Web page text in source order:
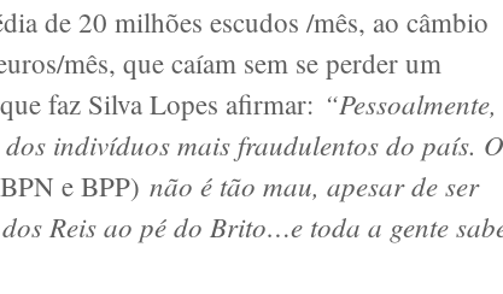
de 20 milhões escudos /mês, ao câmbio
mês, que caíam sem se perder um
faz Silva Lopes afirmar: “Pessoalmente,
indivíduos mais fraudulentos do país. O
e BPP) não é tão mau, apesar de ser
Reis ao pé do Brito…e toda a gente